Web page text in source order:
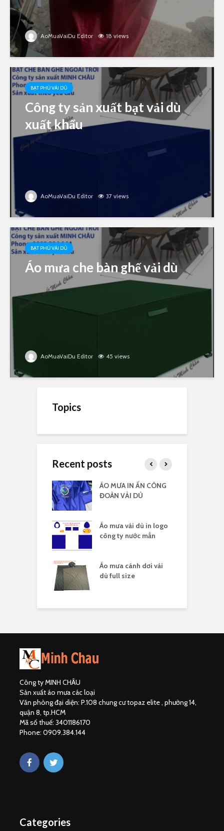
AoMuaVaiDu Editor 18 views
BẠT PHỦ VẢI DÙ
Công ty sản xuất bạt vải dù
xuất khẩu
AoMuaVaiDu Editor 37 views
BẠT PHỦ VẢI DÙ
Áo mưa che bàn ghế vải dù
AoMuaVaiDu Editor 45 views
Topics
Recent posts
ÁO MƯA IN ẤN CÔNG
ĐOÀN VẢI DÙ
Áo mưa vải dù in logo
công ty nước mắn
Áo mưa cánh dơi vải
dù full size
Công ty MINH CHÂU
Sản xuất áo mưa các loại
Văn phòng đại diện: P.108 chung cư topaz elite , phường 14,
quận 8, tp.HCM
Mã số thuế: 3401186170
Phone: 0909.384.144
Categories